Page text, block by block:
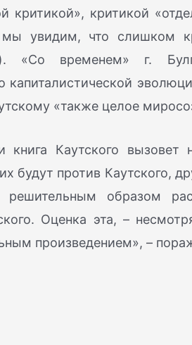
критикой», критикой
мы увидим, что слишком
«Со временем» г.
«также целое
Каутского
будут против Каутского,
образом
Оценка эта, –
произведением», –